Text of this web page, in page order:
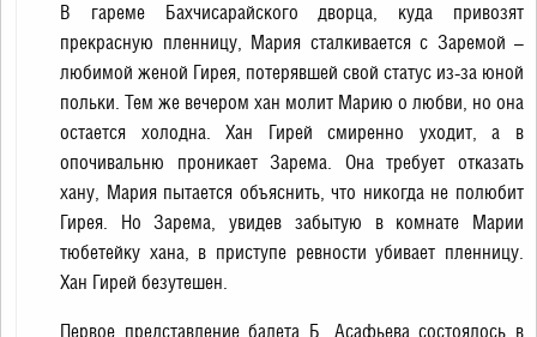
В гареме Бахчисарайского дворца, куда привозят
прекрасную пленницу, Мария сталкивается с Заремой –
любимой женой Гирея, потерявшей свой статус из-за юной
польки. Тем же вечером хан молит Марию о любви, но она
остается холодна. Хан Гирей смиренно уходит, а в
опочивальню проникает Зарема. Она требует отказать
хану, Мария пытается объяснить, что никогда не полюбит
Гирея. Но Зарема, увидев забытую в комнате Марии
тюбетейку хана, в приступе ревности убивает пленницу.
Хан Гирей безутешен.
Первое представление балета Б. Асафьева состоялось в